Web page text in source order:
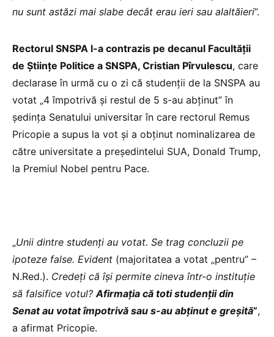
nu sunt astăzi mai slabe decât erau ieri sau alaltăieri”.
Rectorul SNSPA l-a contrazis pe decanul Facultății
de Științe Politice a SNSPA, Cristian Pîrvulescu, care
declarase în urmă cu o zi că studenții de la SNSPA au
votat „4 împotrivă și restul de 5 s-au abținut” în
ședința Senatului universitar în care rectorul Remus
Pricopie a supus la vot și a obținut nominalizarea de
către universitate a președintelui SUA, Donald Trump,
la Premiul Nobel pentru Pace.
„Unii dintre studenți au votat. Se trag concluzii pe
ipoteze false. Evident (majoritatea a votat „pentru” –
N.Red.). Credeți că își permite cineva într-o instituție
să falsifice votul? Afirmația că toti studenții din
Senat au votat împotrivă sau s-au abținut e greșită”,
a afirmat Pricopie.